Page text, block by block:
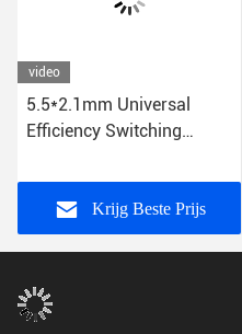
video
5.5*2.1mm Universal
Efficiency Switching
Spanningsbescherming
12V DC US/EU/UK/AU
Plug
Krijg Beste Prijs